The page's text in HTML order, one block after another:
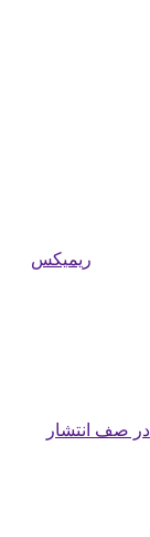
ریمیکس
در صف انتشار